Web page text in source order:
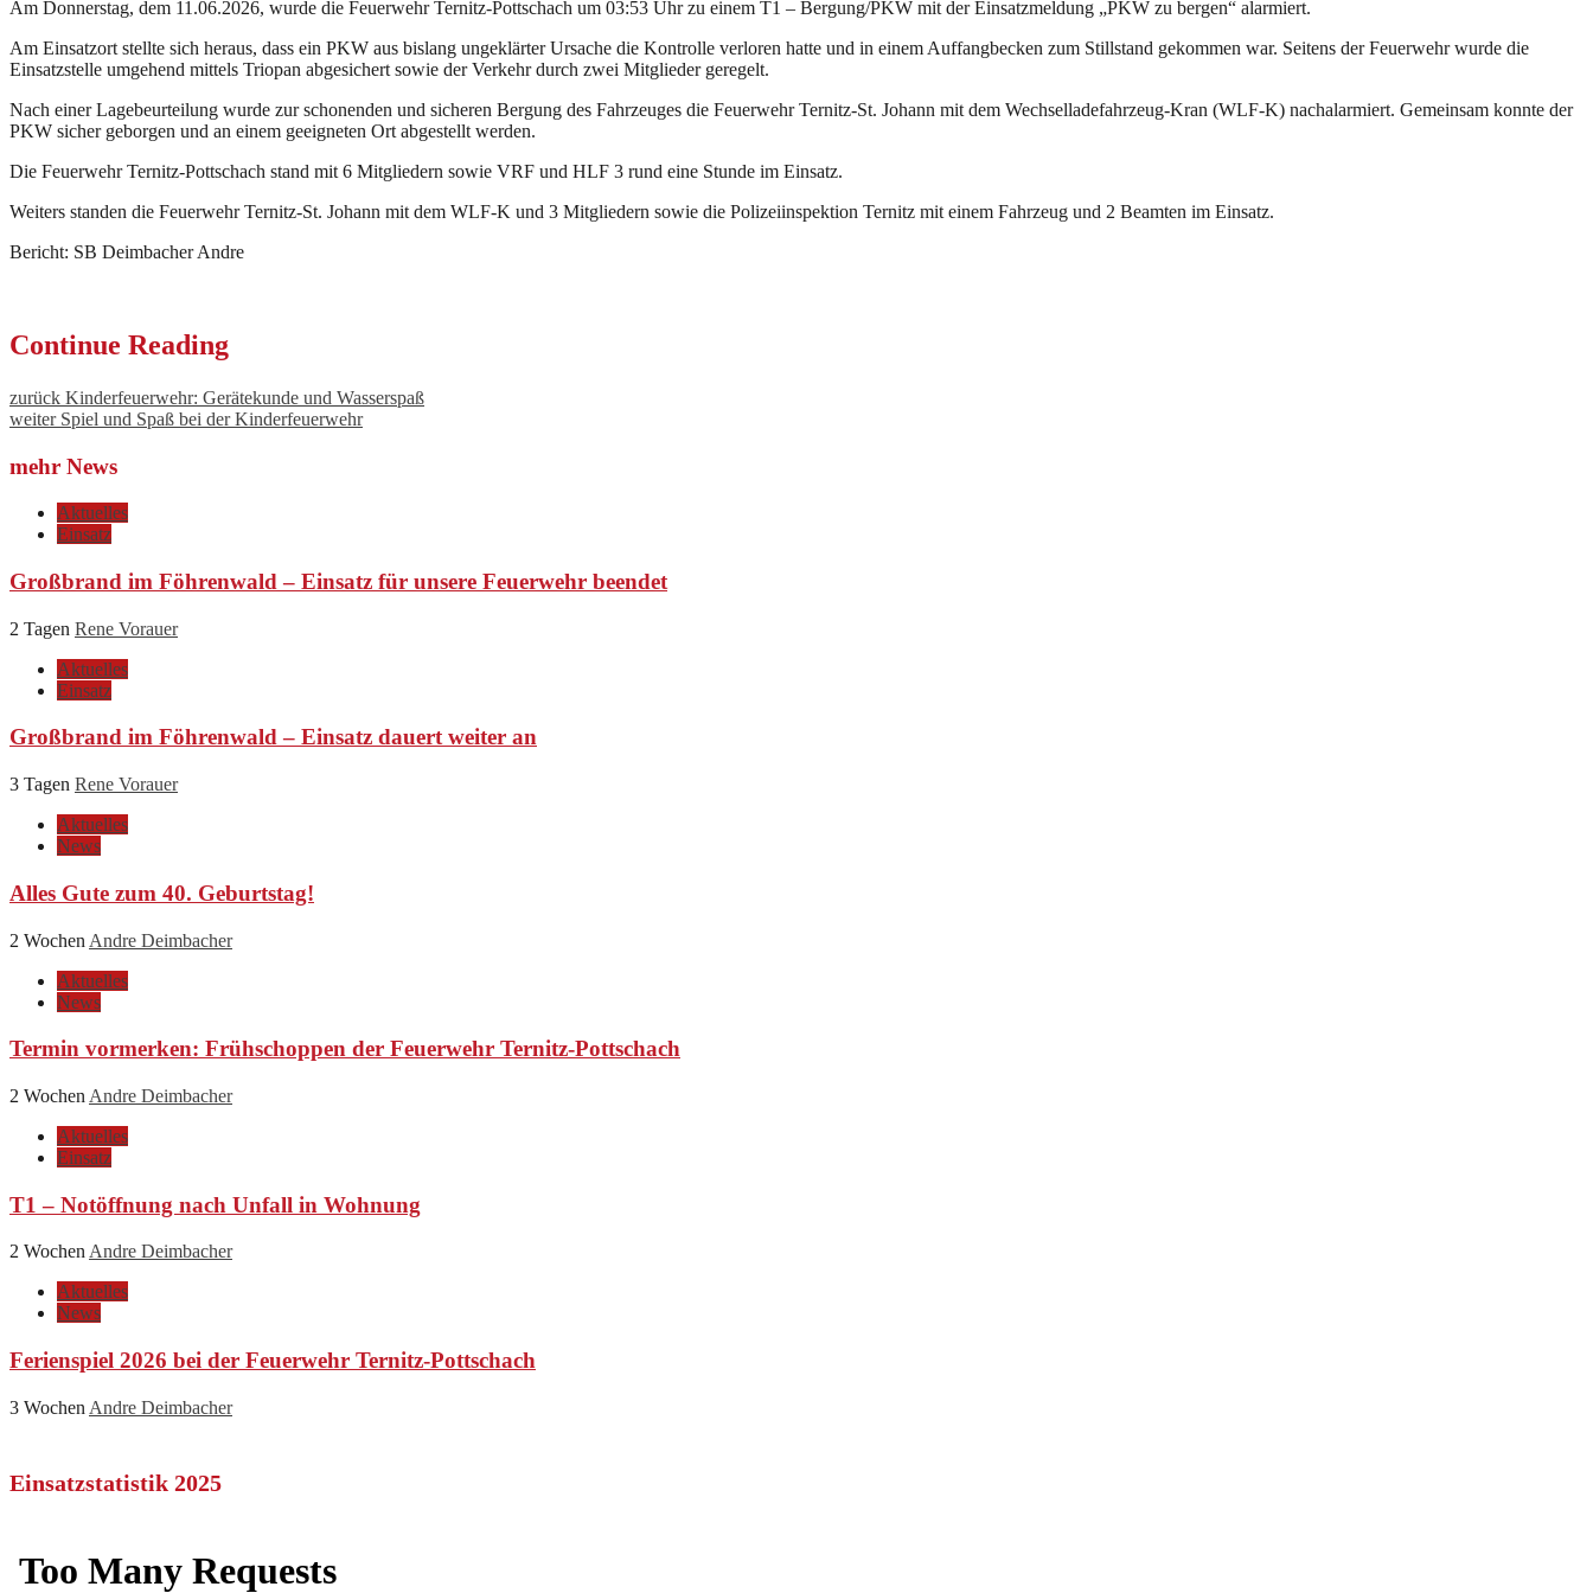
Am Donnerstag, dem 11.06.2026, wurde die Feuerwehr Ternitz-Pottschach um 03:53 Uhr zu einem T1 – Bergung/PKW mit der Einsatzmeldung „PKW zu bergen“ alarmiert.
Am Einsatzort stellte sich heraus, dass ein PKW aus bislang ungeklärter Ursache die Kontrolle verloren hatte und in einem Auffangbecken zum Stillstand gekommen war. Seitens der Feuerwehr wurde die
Einsatzstelle umgehend mittels Triopan abgesichert sowie der Verkehr durch zwei Mitglieder geregelt.
Nach einer Lagebeurteilung wurde zur schonenden und sicheren Bergung des Fahrzeuges die Feuerwehr Ternitz-St. Johann mit dem Wechselladefahrzeug-Kran (WLF-K) nachalarmiert. Gemeinsam konnte der
PKW sicher geborgen und an einem geeigneten Ort abgestellt werden.
Die Feuerwehr Ternitz-Pottschach stand mit 6 Mitgliedern sowie VRF und HLF 3 rund eine Stunde im Einsatz.
Weiters standen die Feuerwehr Ternitz-St. Johann mit dem WLF-K und 3 Mitgliedern sowie die Polizeiinspektion Ternitz mit einem Fahrzeug und 2 Beamten im Einsatz.
Bericht: SB Deimbacher Andre
Continue Reading
zurück Kinderfeuerwehr: Gerätekunde und Wasserspaß
weiterSpiel und Spaß bei der Kinderfeuerwehr
mehr News
Aktuelles
Einsatz
Großbrand im Föhrenwald – Einsatz für unsere Feuerwehr beendet
2 Tagen Rene Vorauer
Aktuelles
Einsatz
Großbrand im Föhrenwald – Einsatz dauert weiter an
3 Tagen Rene Vorauer
Aktuelles
News
Alles Gute zum 40. Geburtstag!
2 Wochen Andre Deimbacher
Aktuelles
News
Termin vormerken: Frühschoppen der Feuerwehr Ternitz-Pottschach
2 Wochen Andre Deimbacher
Aktuelles
Einsatz
T1 – Notöffnung nach Unfall in Wohnung
2 WochenAndre Deimbacher
Aktuelles
News
Ferienspiel 2026 bei der Feuerwehr Ternitz-Pottschach
3 Wochen Andre Deimbacher
Einsatzstatistik 2025